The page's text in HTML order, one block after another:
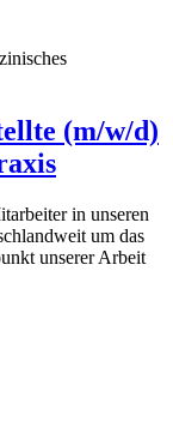
(m/w/d)
in unseren
um das
unserer Arbeit